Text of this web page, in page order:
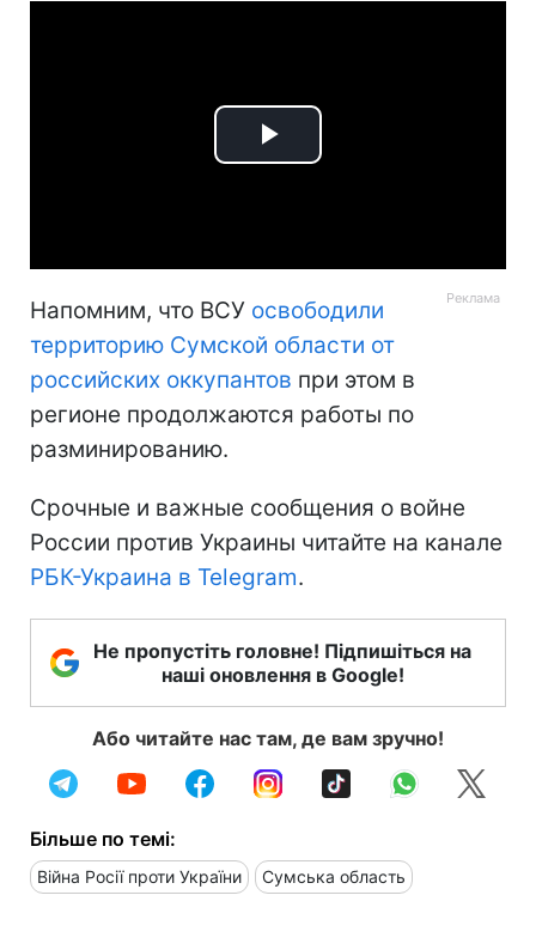
Play
Напомним, что ВСУ освободили
территорию Сумской области от
российских оккупантов при этом в
регионе продолжаются работы по
разминированию.
Срочные и важные сообщения о войне
России против Украины читайте на канале
РБК-Украина в Telegram.
Не пропустіть головне! Підпишіться на
наші оновлення в Google!
Або читайте нас там, де вам зручно!
Більше по темі:
Війна Росії проти України Сумська область